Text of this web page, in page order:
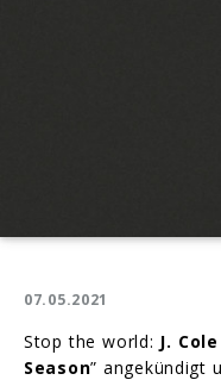
07.05.2021
Stop the world: J. Cole
Season” angekündigt